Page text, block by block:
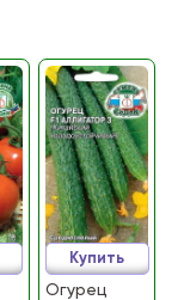
Огурец
Купить